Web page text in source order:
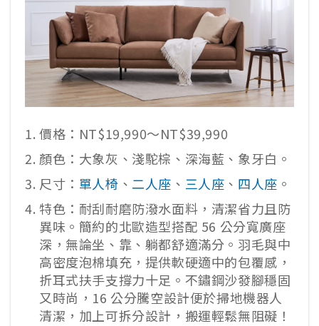
價格：NT$19,990～NT$39,990
顏色：大象灰、淺駝棕、深海藍、象牙白。
尺寸： 單人椅 、 二人座 、 三人座 、 四人座 。
特色：耐刮耐磨防潑水面料，清潔省力且防
異味。簡約的北歐造型搭配 56 公分寬廣座
深，無論坐、靠、躺都舒適滿分。羽毛與中
高密度泡棉填充，提供軟硬適中的包覆感，
折耳式扶手支撐力十足。不鏽鋼沙發腳穩固
又時尚，16 公分騰空設計便於掃地機器人
清潔，加上可拆分設計，搬運輕鬆無阻礙！